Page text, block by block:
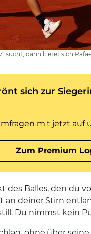
sucht, dann bietet sich
des Balles, den du
an deiner Stirn
Du nimmst kein